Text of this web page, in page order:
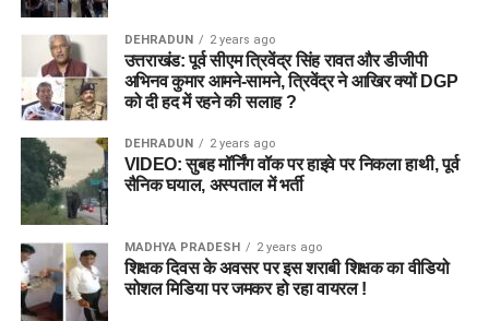
DEHRADUN 2 years ago
उत्तराखंड: पूर्व सीएम त्रिवेंद्र सिंह रावत और डीजीपी
अभिनव कुमार आमने-सामने, त्रिवेंद्र ने आखिर क्यों DGP
को दी हद में रहने की सलाह ?
DEHRADUN 2 years ago
VIDEO: सुबह मॉर्निंग वॉक पर हाइवे पर निकला हाथी, पूर्व
सैनिक घयाल, अस्पताल में भर्ती
MADHYA PRADESH 2 years ago
शिक्षक दिवस के अवसर पर इस शराबी शिक्षक का वीडियो
सोशल मिडिया पर जमकर हो रहा वायरल !